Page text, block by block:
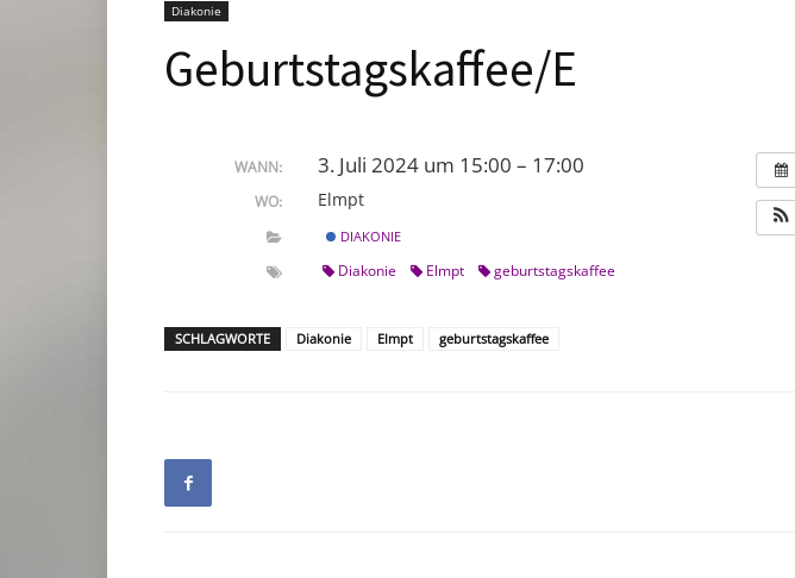
Diakonie
Geburtstagskaffee/E
WANN: 3. Juli 2024 um 15:00 – 17:00
WO: Elmpt
DIAKONIE
Diakonie Elmpt geburtstagskaffee
SCHLAGWORTE Diakonie Elmpt geburtstagskaffee